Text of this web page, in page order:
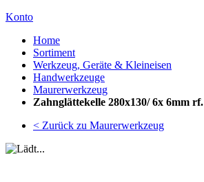
Konto
Home
Sortiment
Werkzeug, Geräte & Kleineisen
Handwerkzeuge
Maurerwerkzeug
Zahnglättekelle 280x130/ 6x 6mm rf.
< Zurück zu Maurerwerkzeug